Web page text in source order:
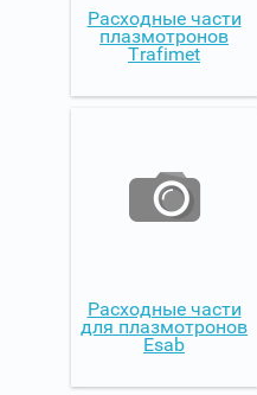
Расходные части
плазмотронов
Trafimet
Расходные части
для плазмотронов
Esab